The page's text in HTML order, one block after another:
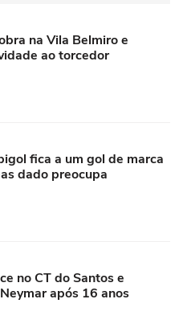
na Vila Belmiro e
ao torcedor
fica a um gol de marca
dado preocupa
no CT do Santos e
após 16 anos